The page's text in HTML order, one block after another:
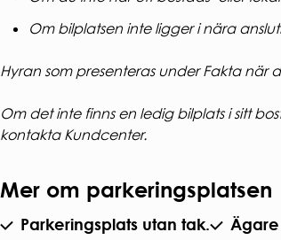
Om bilplatsen inte ligger i nära
Hyran som presenteras under Fakta när
Om det inte finns en ledig bilplats i sitt
kontakta Kundcenter.
Mer om parkeringsplatsen
Parkeringsplats utan tak. Ägare